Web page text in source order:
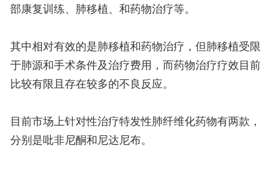
部康复训练、肺移植、和药物治疗等。
其中相对有效的是肺移植和药物治疗，但肺移植受限
于肺源和手术条件及治疗费用，而药物治疗疗效目前
比较有限且存在较多的不良反应。
目前市场上针对性治疗特发性肺纤维化药物有两款，
分别是吡非尼酮和尼达尼布。